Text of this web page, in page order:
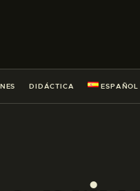
DIDÁCTICA ESPAÑOL